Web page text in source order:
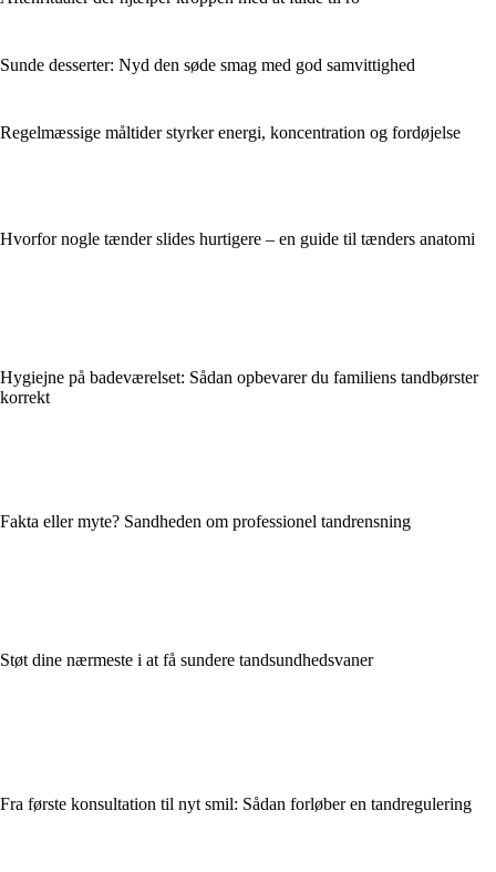
Sunde desserter: Nyd den søde smag med god samvittighed
Regelmæssige måltider styrker energi, koncentration og fordøjelse
Hvorfor nogle tænder slides hurtigere – en guide til tænders anatomi
Hygiejne på badeværelset: Sådan opbevarer du familiens tandbørster
korrekt
Fakta eller myte? Sandheden om professionel tandrensning
Støt dine nærmeste i at få sundere tandsundhedsvaner
Fra første konsultation til nyt smil: Sådan forløber en tandregulering